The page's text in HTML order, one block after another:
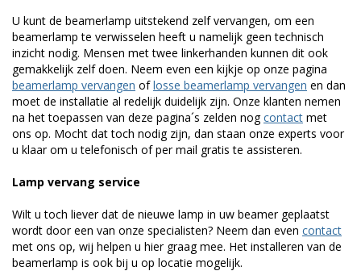
U kunt de beamerlamp uitstekend zelf vervangen, om een
beamerlamp te verwisselen heeft u namelijk geen technisch
inzicht nodig. Mensen met twee linkerhanden kunnen dit ook
gemakkelijk zelf doen. Neem even een kijkje op onze pagina
beamerlamp vervangen oflosse beamerlamp vervangen en dan
moet de installatie al redelijk duidelijk zijn. Onze klanten nemen
na het toepassen van deze pagina´s zelden nogcontact met
ons op. Mocht dat toch nodig zijn, dan staan onze experts voor
u klaar om u telefonisch of per mail gratis te assisteren.
Lamp vervang service
Wilt u toch liever dat de nieuwe lamp in uw beamer geplaatst
wordt door een van onze specialisten? Neem dan even contact
met ons op, wij helpen u hier graag mee. Het installeren van de
beamerlamp is ook bij u op locatie mogelijk.